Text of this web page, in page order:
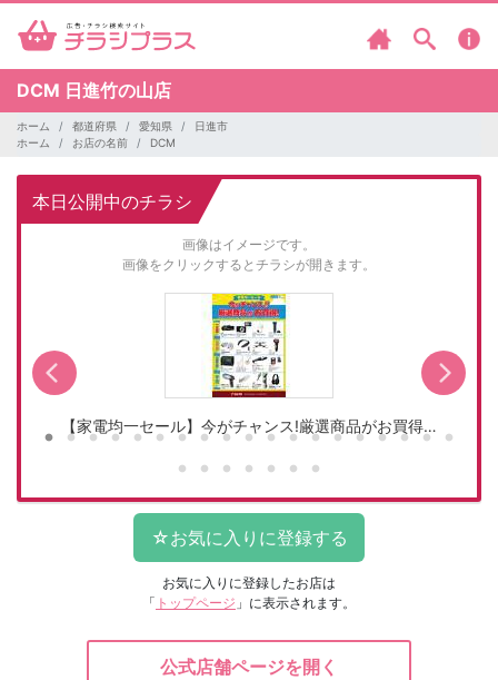
DCM 日進竹の山店
ホーム 都道府県 愛知県
日進市
ホーム
お店の名前 DCM
本日公開中のチラシ
画像はイメージです。
画像をクリックするとチラシが開きます。
【家電均一セール】今がチャンス!厳選商品がお買得…
お気に入りに登録したお店は
「 トップページ 」に表示されます。
公式店舗ページを開く